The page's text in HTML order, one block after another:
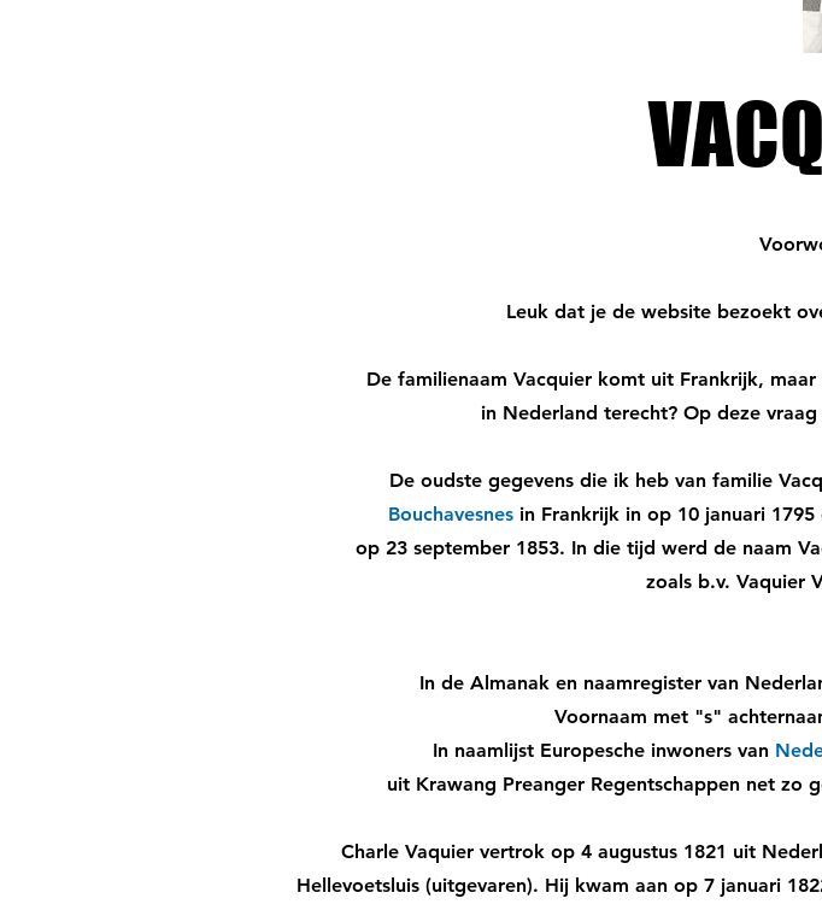
Leuk dat je de website bezoekt
De familienaam Vacquier komt uit Frankrijk,
in Nederland terecht? Op deze
De oudste gegevens die ik heb van familie
Bouchavesnes in Frankrijk in op 10 januari
op 23 september 1853. In die tijd werd de naam
zoals b.v. Vaquier
In de Almanak en naamregister van
Voornaam met "s"
In naamlijst Europesche inwoners van
uit Krawang Preanger Regentschappen net zo
Charle Vaquier vertrok op 4 augustus 1821 uit
Hellevoetsluis (uitgevaren). Hij kwam aan op 7 januari